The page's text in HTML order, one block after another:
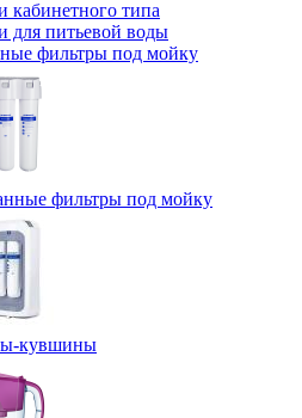
кабинетного типа
для питьевой воды
фильтры под мойку
фильтры под мойку
кувшины